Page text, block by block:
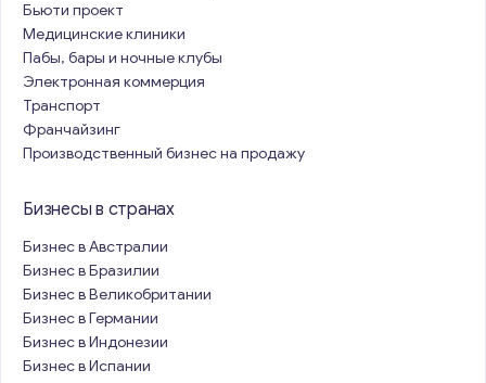
Бьюти проект
Медицинские клиники
Пабы, бары и ночные клубы
Электронная коммерция
Транспорт
Франчайзинг
Производственный бизнес на продажу
Бизнесы в странах
Бизнес в Австралии
Бизнес в Бразилии
Бизнес в Великобритании
Бизнес в Германии
Бизнес в Индонезии
Бизнес в Испании